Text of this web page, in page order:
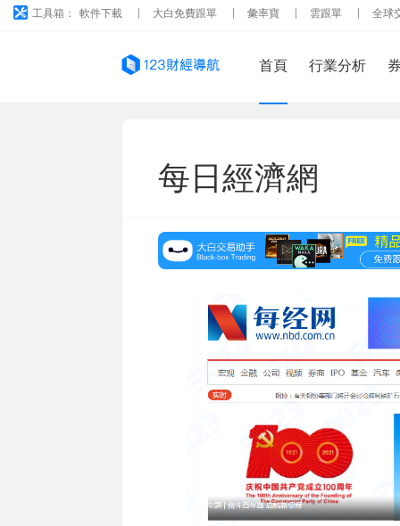
工具箱： 軟件下載 大白免費跟單 彙率寶 雲跟單 全球
首頁 行業分析
每日經濟網